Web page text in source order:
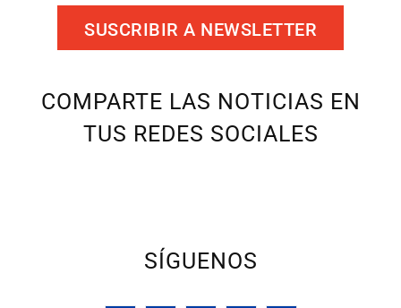
SUSCRIBIR A NEWSLETTER
COMPARTE LAS NOTICIAS EN
TUS REDES SOCIALES
SÍGUENOS